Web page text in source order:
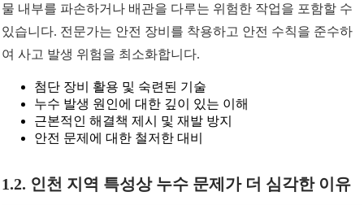
물 내부를 파손하거나 배관을 다루는 위험한 작업을 포함할 수
있습니다. 전문가는 안전 장비를 착용하고 안전 수칙을 준수하
여 사고 발생 위험을 최소화합니다.
첨단 장비 활용 및 숙련된 기술
누수 발생 원인에 대한 깊이 있는 이해
근본적인 해결책 제시 및 재발 방지
안전 문제에 대한 철저한 대비
1.2. 인천 지역 특성상 누수 문제가 더 심각한 이유